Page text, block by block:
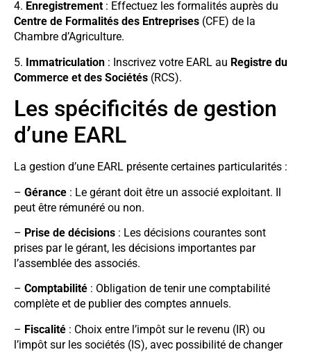
4. Enregistrement : Effectuez les formalités auprès du
Centre de Formalités des Entreprises (CFE) de la
Chambre d’Agriculture.
5. Immatriculation : Inscrivez votre EARL au Registre du
Commerce et des Sociétés (RCS).
Les spécificités de gestion
d’une EARL
La gestion d’une EARL présente certaines particularités :
– Gérance : Le gérant doit être un associé exploitant. Il
peut être rémunéré ou non.
– Prise de décisions : Les décisions courantes sont
prises par le gérant, les décisions importantes par
l’assemblée des associés.
– Comptabilité : Obligation de tenir une comptabilité
complète et de publier des comptes annuels.
– Fiscalité : Choix entre l’impôt sur le revenu (IR) ou
l’impôt sur les sociétés (IS), avec possibilité de changer